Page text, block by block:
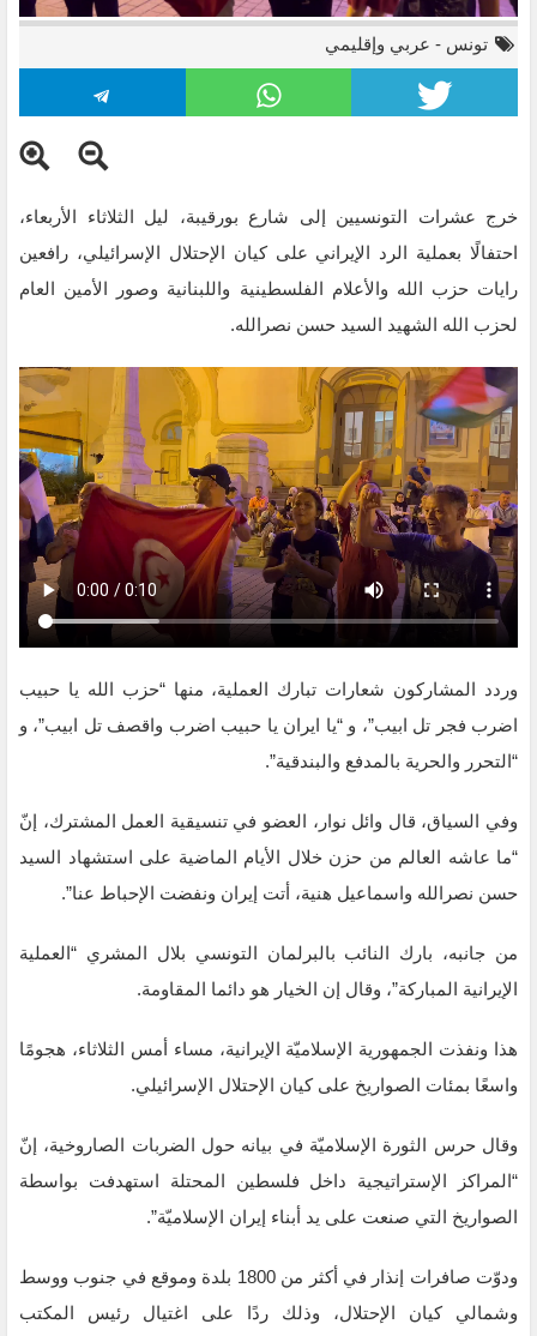
تونس - عربي وإقليمي
خرج عشرات التونسيين إلى شارع بورقيبة، ليل الثلاثاء الأربعاء،
احتفالًا بعملية الرد الإيراني على كيان الإحتلال الإسرائيلي، رافعين
رايات حزب الله والأعلام الفلسطينية واللبنانية وصور الأمين العام
لحزب الله الشهيد السيد حسن نصرالله.
وردد المشاركون شعارات تبارك العملية، منها “حزب الله يا حبيب
اضرب فجر تل ابيب”، و “يا ايران يا حبيب اضرب واقصف تل ابيب”، و
“التحرر والحرية بالمدفع والبندقية”.
وفي السياق، قال وائل نوار، العضو في تنسيقية العمل المشترك، إنّ
“ما عاشه العالم من حزن خلال الأيام الماضية على استشهاد السيد
حسن نصرالله واسماعيل هنية، أتت إيران ونفضت الإحباط عنا”.
من جانبه، بارك النائب بالبرلمان التونسي بلال المشري “العملية
الإيرانية المباركة”، وقال إن الخيار هو دائما المقاومة.
هذا ونفذت الجمهورية الإسلاميّة الإيرانية، مساء أمس الثلاثاء، هجومًا
واسعًا بمئات الصواريخ على كيان الإحتلال الإسرائيلي.
وقال حرس الثورة الإسلاميّة في بيانه حول الضربات الصاروخية، إنّ
“المراكز الإستراتيجية داخل فلسطين المحتلة استهدفت بواسطة
الصواريخ التي صنعت على يد أبناء إيران الإسلاميّة”.
ودوّت صافرات إنذار في أكثر من 1800 بلدة وموقع في جنوب ووسط
وشمالي كيان الإحتلال، وذلك ردًا على اغتيال رئيس المكتب